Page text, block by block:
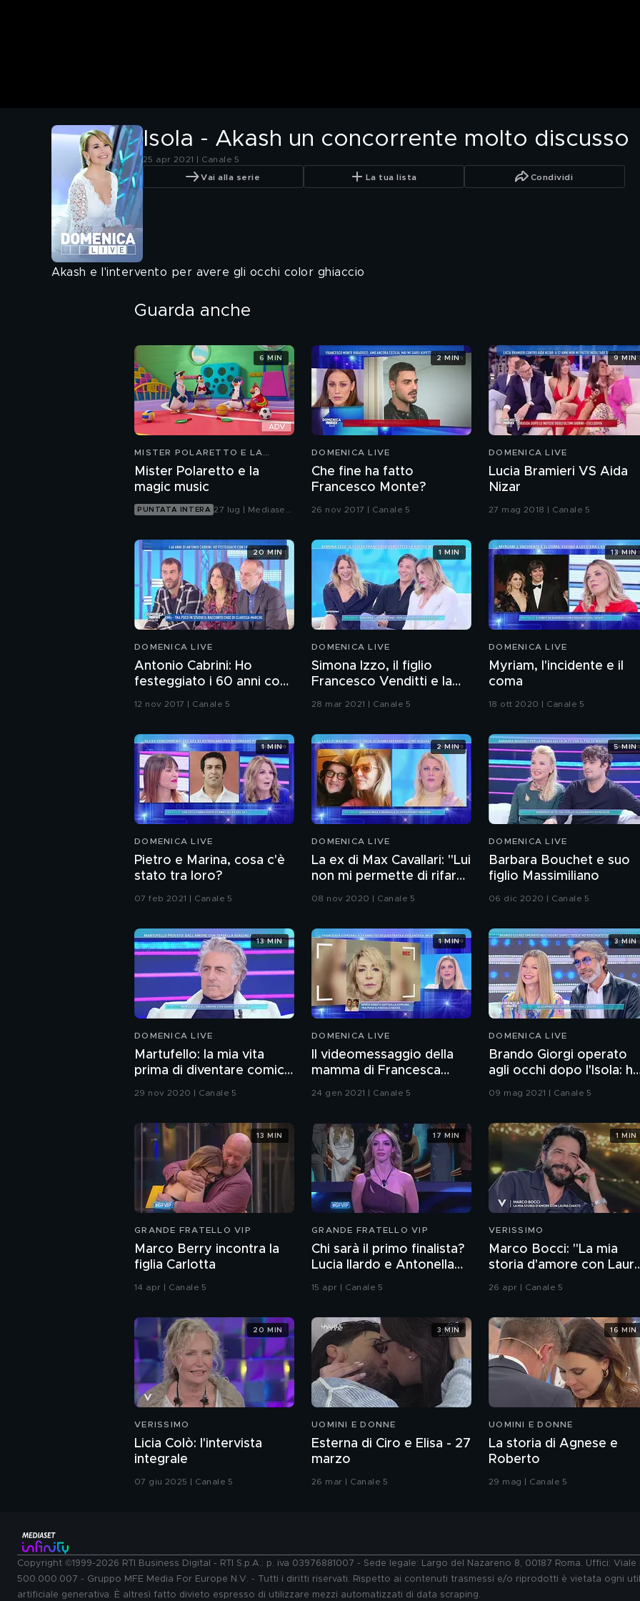
Isola - Akash un concorrente molto discusso
25 apr 2021 | Canale 5
Vai alla serie La tua lista Condividi
Akash e l'intervento per avere gli occhi color ghiaccio
Guarda anche
MISTER POLARETTO E LA
Mister Polaretto e la
magic music
PUNTATA INTERA 27 lug | Mediaset
6 MIN
DOMENICA LIVE
Che fine ha fatto
Francesco Monte?
26 nov 2017 | Canale 5
2 MIN
DOMENICA LIVE
Lucia Bramieri VS Aida
Nizar
27 mag 2018 | Canale 5
9 MIN
DOMENICA LIVE
Antonio Cabrini: Ho
festeggiato i 60 anni con i
12 nov 2017 | Canale 5
20 MIN
DOMENICA LIVE
Simona Izzo, il figlio
Francesco Venditti e la
nipote Myriam Catania
28 mar 2021 | Canale 5
1 MIN
DOMENICA LIVE
Myriam, l'incidente e il
coma
18 ott 2020 | Canale 5
13 MIN
DOMENICA LIVE
Pietro e Marina, cosa c'è
stato tra loro?
07 feb 2021 | Canale 5
1 MIN
DOMENICA LIVE
La ex di Max Cavallari: "Lui
non mi permette di rifarmi
08 nov 2020 | Canale 5
2 MIN
DOMENICA LIVE
Barbara Bouchet e suo
figlio Massimiliano
06 dic 2020 | Canale 5
5 MIN
DOMENICA LIVE
Martufello: la mia vita
prima di diventare comico
e le mie donne
29 nov 2020 | Canale 5
13 MIN
DOMENICA LIVE
Il videomessaggio della
mamma di Francesca
24 gen 2021 | Canale 5
1 MIN
DOMENICA LIVE
Brando Giorgi operato
agli occhi dopo l'Isola:
rischiato di perdere la
09 mag 2021 | Canale 5
3 MIN
GRANDE FRATELLO VIP
Marco Berry incontra la
figlia Carlotta
14 apr | Canale 5
13 MIN
GRANDE FRATELLO VIP
Chi sarà il primo finalista?
Lucia Ilardo e Antonella
Elia sono le prime VIP al
15 apr | Canale 5
17 MIN
VERISSIMO
Marco Bocci: "La mia
storia d'amore con
Chiatti"
26 apr | Canale 5
1 MIN
VERISSIMO
Licia Colò: l'intervista
integrale
07 giu 2025 | Canale 5
20 MIN
UOMINI E DONNE
Esterna di Ciro e Elisa - 27
marzo
26 mar | Canale 5
3 MIN
UOMINI E DONNE
La storia di Agnese e
Roberto
29 mag | Canale 5
16 MIN
Copyright ©1999-2026 RTI Business Digital - RTI S.p.A.: p. iva 03976881007 - Sede legale: Largo del Nazareno 8, 00187 Roma. Uffici:
500.000.007 - Gruppo MFE Media For Europe N.V. - Tutti i diritti riservati. Rispetto ai contenuti trasmessi e/o riprodotti è vietata ogni
artificiale generativa. È altresì fatto divieto espresso di utilizzare mezzi automatizzati di data scraping.